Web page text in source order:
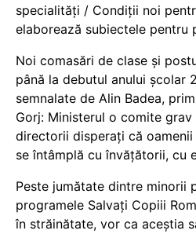
specialități / Condiții noi
elaborează subiectele pentru
Noi comasări de clase și
până la debutul anului școlar
semnalate de Alin Badea,
Gorj: Ministerul o comite grav
directorii disperați că
se întâmplă cu învățătorii, cu
Peste jumătate dintre minorii
programele Salvați Copiii
în străinătate, vor ca aceștia